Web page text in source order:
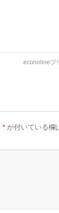
econolineプ
* が付いている欄